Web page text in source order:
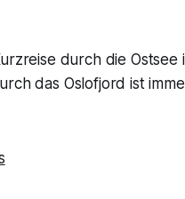
durch die Ostsee
das Oslofjord ist